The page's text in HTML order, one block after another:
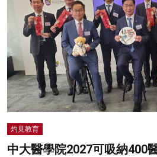
灼見教育
中大醫學院2027可吸納400